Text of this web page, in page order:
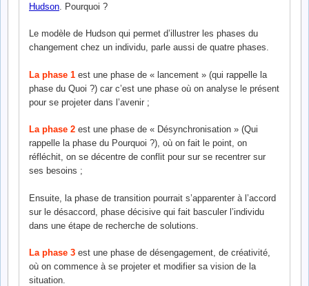
Hudson . Pourquoi ?
Le modèle de Hudson qui permet d’illustrer les phases du
changement chez un individu, parle aussi de quatre phases.
La phase 1 est une phase de « lancement » (qui rappelle la
phase du Quoi ?) car c’est une phase où on analyse le présent
pour se projeter dans l’avenir ;
La phase 2 est une phase de « Désynchronisation » (Qui
rappelle la phase du Pourquoi ?), où on fait le point, on
réfléchit, on se décentre de conflit pour sur se recentrer sur
ses besoins ;
Ensuite, la phase de transition pourrait s’apparenter à l’accord
sur le désaccord, phase décisive qui fait basculer l’individu
dans une étape de recherche de solutions.
La phase 3 est une phase de désengagement, de créativité,
où on commence à se projeter et modifier sa vision de la
situation.